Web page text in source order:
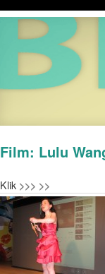
Film: Lulu
Klik>>> >>